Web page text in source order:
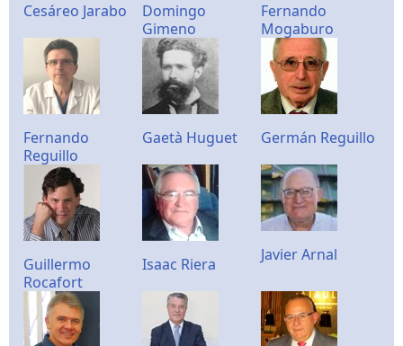
Cesáreo Jarabo
Domingo
Gimeno
Fernando
Mogaburo
Fernando
Reguillo
Gaetà Huguet Germán Reguillo
Guillermo
Rocafort
Isaac Riera Javier Arnal